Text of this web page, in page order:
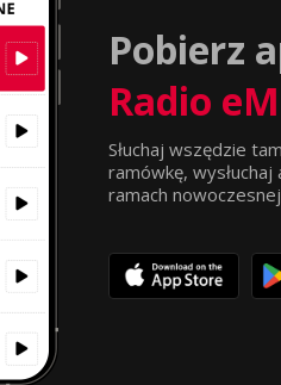
Pobierz
Radio
Słuchaj wszędzie
ramówkę,
ramach